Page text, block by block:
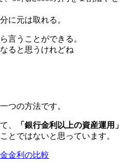
に元は取れる。
言うことができる。
ると思うけれどね
つの方法です。
、
「銀行金利以上の資産運用」
とではないと思っています。
金利の比較